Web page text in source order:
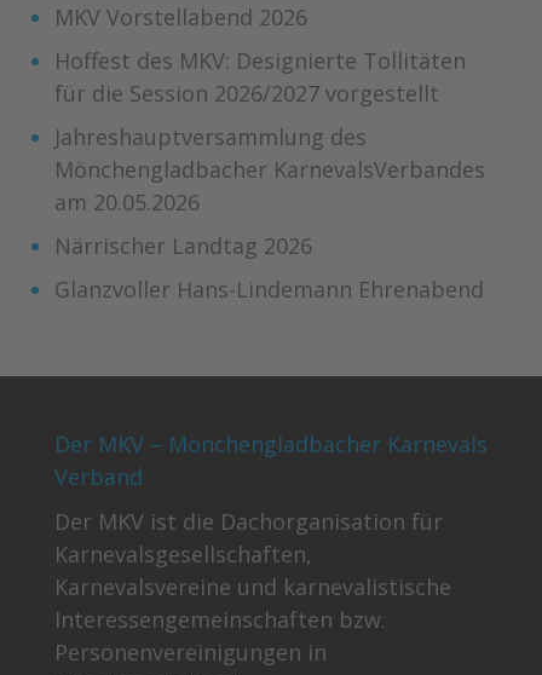
MKV Vorstellabend 2026
Hoffest des MKV: Designierte Tollitäten
für die Session 2026/2027 vorgestellt
Jahreshauptversammlung des
Mönchengladbacher KarnevalsVerbandes
am 20.05.2026
Närrischer Landtag 2026
Glanzvoller Hans-Lindemann Ehrenabend
Der MKV – Mönchengladbacher Karnevals
Verband
Der MKV ist die Dachorganisation für
Karnevalsgesellschaften,
Karnevalsvereine und karnevalistische
Interessengemeinschaften bzw.
Personenvereinigungen in